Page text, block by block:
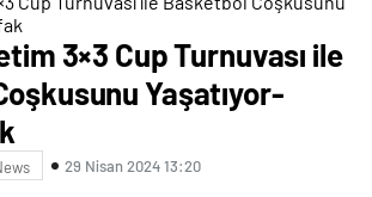
3×3 Cup Turnuvası ile
Yaşatıyor-
29 Nisan 2024 13:20